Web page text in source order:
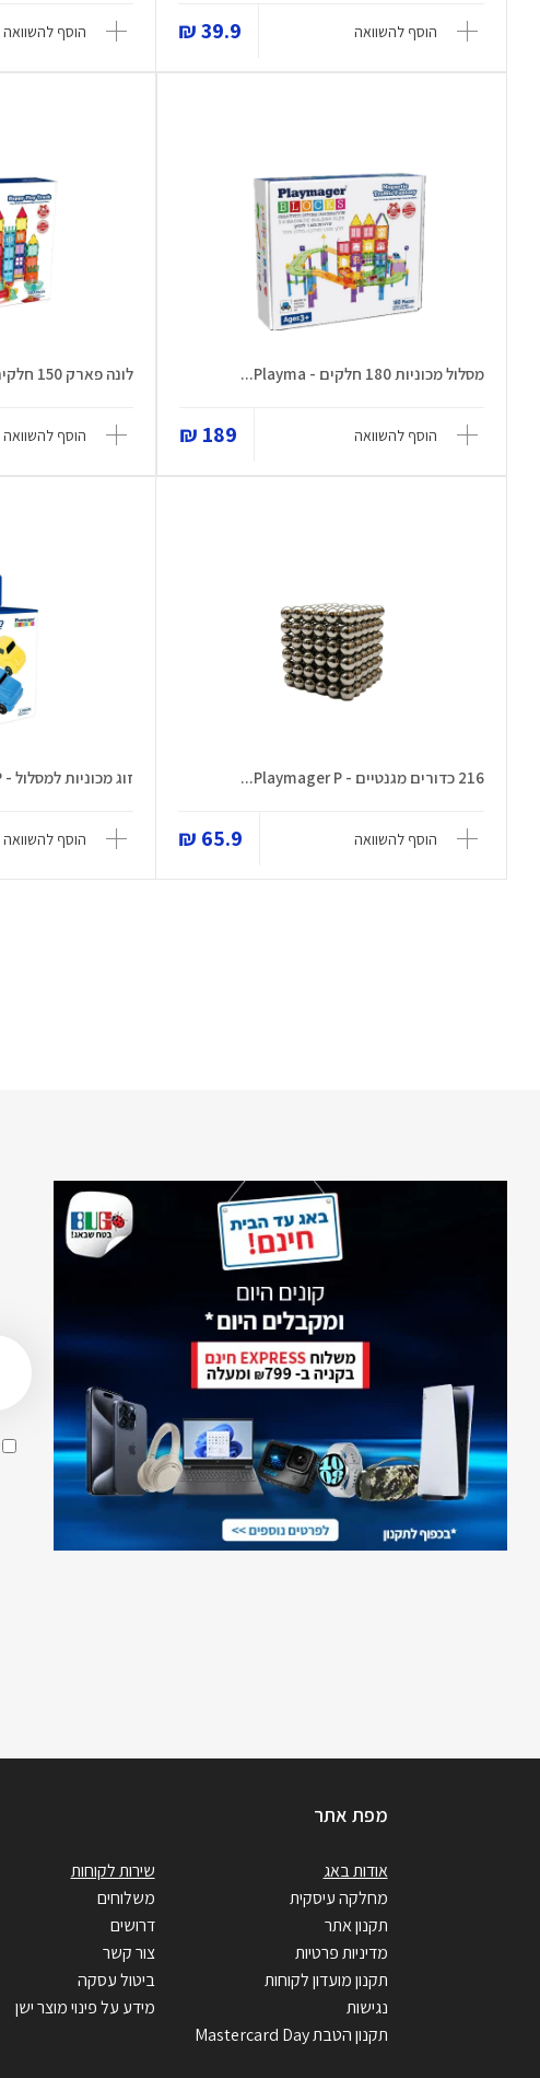
הוסף להשוואה 39.9 ₪ הוסף להשוואה
מסלול מכוניות 180 חלקים - Playma...
הוסף להשוואה 189 ₪
לונה פארק 150 חלקים - Playmager ...
הוסף להשוואה
216 כדורים מגנטיים - Playmager P...
הוסף להשוואה 65.9 ₪
זוג מכוניות למסלול - Playmager P...
הוסף להשוואה
מפת אתר
אודות באג
מחלקה עיסקית
תקנון אתר
מדיניות פרטיות
תקנון מועדון לקוחות
נגישות
תקנון הטבת Mastercard Day
שירות לקוחות
משלוחים
דרושים
צור קשר
ביטול עסקה
מידע על פינוי מוצר ישן